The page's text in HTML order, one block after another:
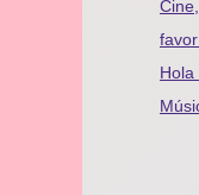
Hola